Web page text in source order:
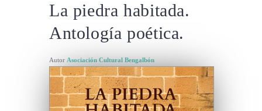
La piedra habitada.
Antología poética.
Autor Asociación Cultural Bengalbón